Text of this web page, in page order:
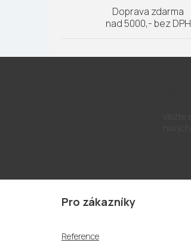
Doprava zdarma
nad 5000,- bez DPH
Z
Pro zákazníky
Reference